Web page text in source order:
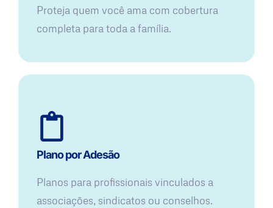
Proteja quem você ama com cobertura
completa para toda a família.
Plano por Adesão
Planos para profissionais vinculados a
associações, sindicatos ou conselhos.